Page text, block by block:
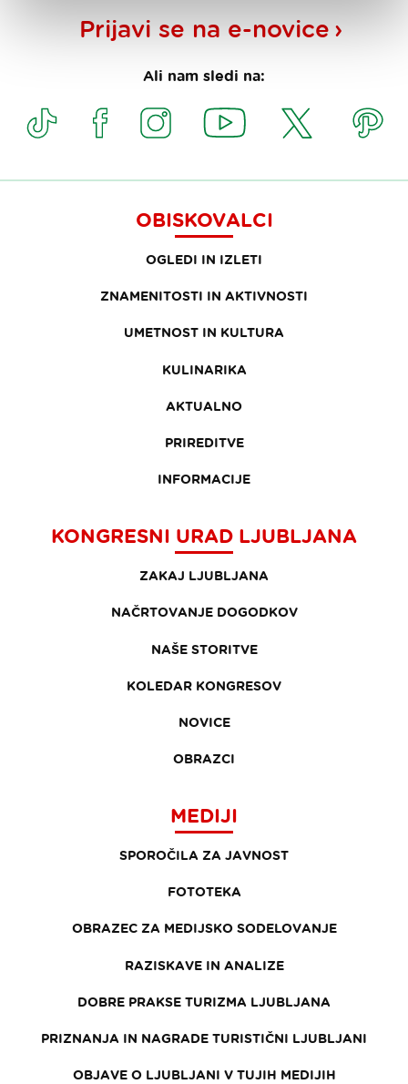
Prijavi se na e-novice
Ali nam sledi na:
OBISKOVALCI
OGLEDI IN IZLETI
ZNAMENITOSTI IN AKTIVNOSTI
UMETNOST IN KULTURA
KULINARIKA
AKTUALNO
PRIREDITVE
INFORMACIJE
KONGRESNI URAD LJUBLJANA
ZAKAJ LJUBLJANA
NAČRTOVANJE DOGODKOV
NAŠE STORITVE
KOLEDAR KONGRESOV
NOVICE
OBRAZCI
MEDIJI
SPOROČILA ZA JAVNOST
FOTOTEKA
OBRAZEC ZA MEDIJSKO SODELOVANJE
RAZISKAVE IN ANALIZE
DOBRE PRAKSE TURIZMA LJUBLJANA
PRIZNANJA IN NAGRADE TURISTIČNI LJUBLJANI
OBJAVE O LJUBLJANI V TUJIH MEDIJIH